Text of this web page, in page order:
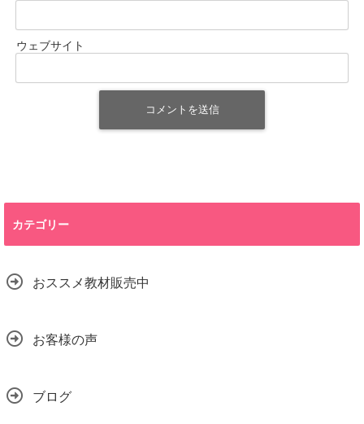
ウェブサイト
カテゴリー
おススメ教材販売中
お客様の声
ブログ